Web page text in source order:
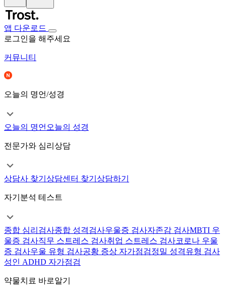
앱 다운로드
로그인을 해주세요
커뮤니티
오늘의 명언/성경
오늘의 명언 오늘의 성경
전문가와 심리상담
상담사 찾기 상담센터 찾기 상담하기
자기분석 테스트
종합 심리검사종합 성격검사우울증 검사자존감 검사MBTI 우
울증 검사직무 스트레스 검사취업 스트레스 검사코로나 우울
증 검사우울 유형 검사공황 증상 자가점검정밀 성격유형 검사
성인 ADHD 자가점검
약물치료 바로알기